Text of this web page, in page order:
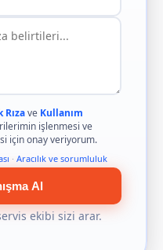
Rızave Kullanım
işlenmesi ve
için onay veriyorum.
· Aracılık ve sorumluluk
Al
ekibi sizi arar.